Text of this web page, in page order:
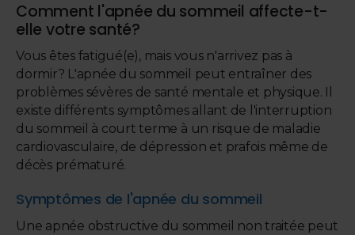
Comment l'apnée du sommeil affecte-t-
elle votre santé?
Vous êtes fatigué(e), mais vous n'arrivez pas à
dormir? L'apnée du sommeil peut entraîner des
problèmes sévères de santé mentale et physique. Il
existe différents symptômes allant de l'interruption
du sommeil à court terme à un risque de maladie
cardiovasculaire, de dépression et prafois même de
décès prématuré.
Symptômes de l'apnée du sommeil
Une apnée obstructive du sommeil non traitée peut